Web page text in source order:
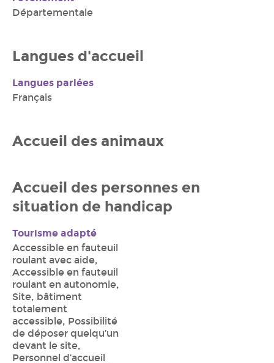
Départementale
Langues d'accueil
Langues parlées
Français
Accueil des animaux
Accueil des personnes en
situation de handicap
Tourisme adapté
Accessible en fauteuil
roulant avec aide,
Accessible en fauteuil
roulant en autonomie,
Site, bâtiment
totalement
accessible, Possibilité
de déposer quelqu’un
devant le site,
Personnel d’accueil